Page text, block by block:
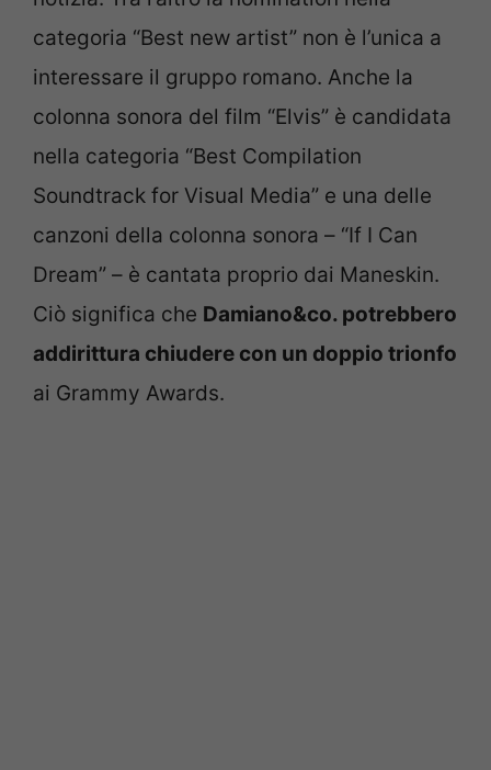
categoria “Best new artist” non è l’unica a
interessare il gruppo romano. Anche la
colonna sonora del film “Elvis” è candidata
nella categoria “Best Compilation
Soundtrack for Visual Media” e una delle
canzoni della colonna sonora – “If I Can
Dream” – è cantata proprio dai Maneskin.
Ciò significa che Damiano&co. potrebbero
addirittura chiudere con un doppio trionfo
ai Grammy Awards.